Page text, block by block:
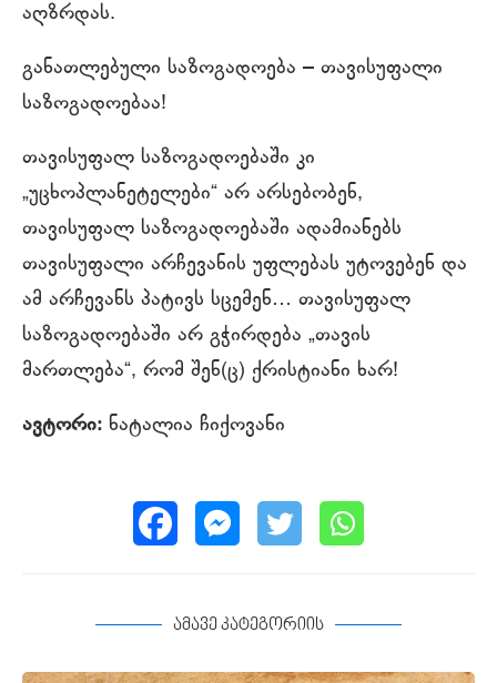
აღზრდას.
განათლებული საზოგადოება – თავისუფალი
საზოგადოებაა!
თავისუფალ საზოგადოებაში კი
„უცხოპლანეტელები“ არ არსებობენ,
თავისუფალ საზოგადოებაში ადამიანებს
თავისუფალი არჩევანის უფლებას უტოვებენ და
ამ არჩევანს პატივს სცემენ… თავისუფალ
საზოგადოებაში არ გჭირდება „თავის
მართლება“, რომ შენ(ც) ქრისტიანი ხარ!
ავტორი: ნატალია ჩიქოვანი
ამავე კატეგორიის